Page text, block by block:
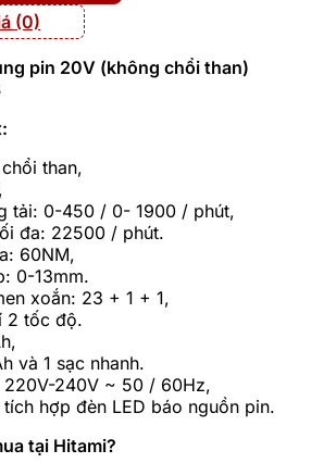
(0)
pin 20V (không chổi than)
than,
tải: 0-450 / 0- 1900 / phút,
đa: 22500 / phút.
60NM,
0-13mm.
xoắn: 23 + 1 + 1,
2 tốc độ.
và 1 sạc nhanh.
240V ~ 50 / 60Hz,
hợp đèn LED báo nguồn pin.
tại Hitami?